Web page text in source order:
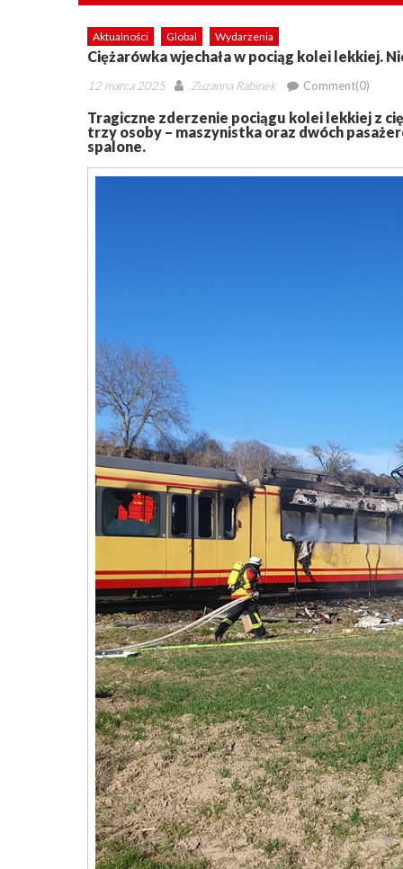
Aktualności Global Wydarzenia
Ciężarówka wjechała w pociąg kolei lekkiej.
Posted
12 marca 2025 Author
Zuzanna Rabinek Comment(0)
Tragiczne zderzenie pociągu kolei lekkiej z
trzy osoby – maszynistka oraz dwóch
spalone.